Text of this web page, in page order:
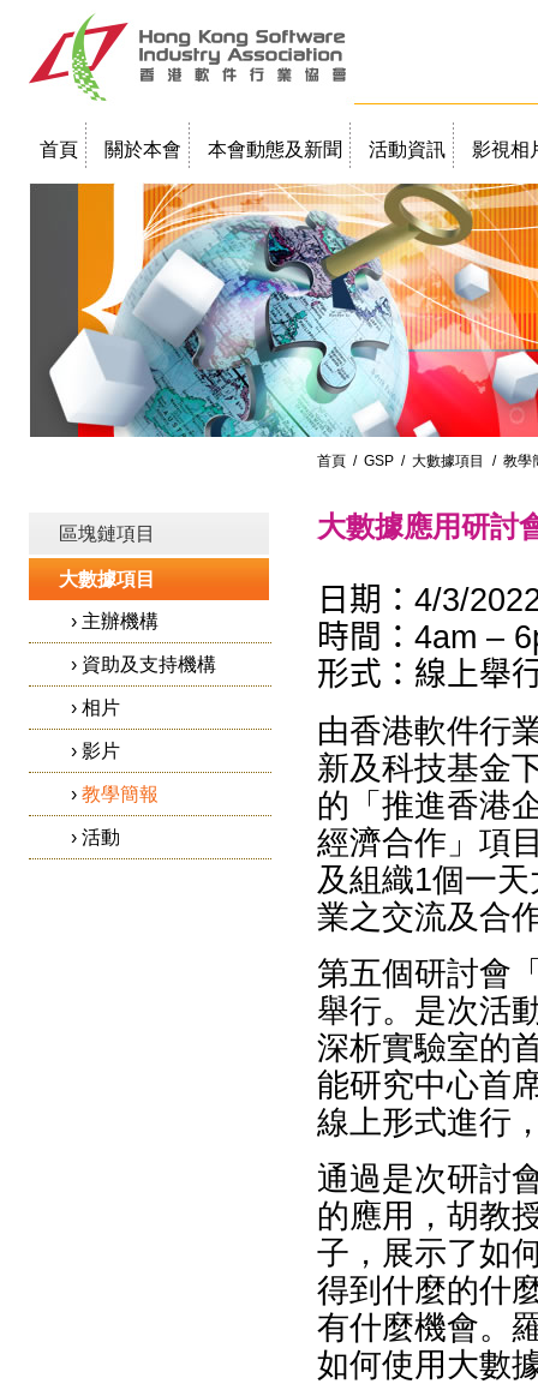
首頁 關於本會 本會動態及新聞 活動資訊 影視相
教學簡報
首頁 / GSP / 大數據項目 / 教學
區塊鏈項目
大數據項目
› 主辦機構
› 資助及支持機構
› 相片
› 影片
› 教學簡報
› 活動
大數據應用研討
日期：4/3/
時間：4am – 6
形式：線上舉
由香港軟件行
新及科技基金
的「推進香港
經濟合作」項
及組織1個一
業之交流及合
第五個研討會
舉行。是次活
深析實驗室的
能研究中心首
線上形式進行
通過是次研討
的應用，胡教
子，展示了如
得到什麼的什
有什麼機會。
如何使用大數